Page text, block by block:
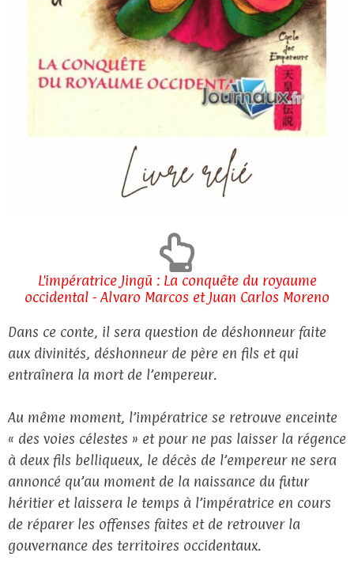
L'impératrice Jingū : La conquête du royaume
occidental - Alvaro Marcos et Juan Carlos Moreno
Dans ce conte, il sera question de déshonneur faite
aux divinités, déshonneur de père en fils et qui
entraînera la mort de l’empereur.
Au même moment, l’impératrice se retrouve enceinte
« des voies célestes » et pour ne pas laisser la régence
à deux fils belliqueux, le décès de l’empereur ne sera
annoncé qu’au moment de la naissance du futur
héritier et laissera le temps à l’impératrice en cours
de réparer les offenses faites et de retrouver la
gouvernance des territoires occidentaux.